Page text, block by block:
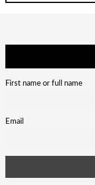
First name or full name
Email